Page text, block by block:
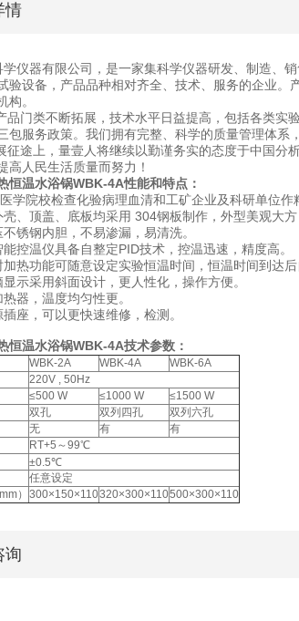
情
仪器有限公司，是一家集科学仪器研发、制造、
验设备，产品品种相对齐全、技术、服务的企业
构。
品门类不断拓展，技术水平日益提高，包括各类实
包服务政策。我们拥有完整、科学的质量管理体系，
征途上，量壹人将继续以勤谨务实的态度于中国分
高人民生活质量而努力！
恒温水浴锅WBK-4A性能和特点：
学院校检查化验病理血清和工矿企业及科研单位作
壳、顶盖、底板均采用 304钢板制作，外型美观大方
锈钢内胆，不易渗漏，易清洗。
控温仪具备自整定PID技术，控温迅速，精度高。
热功能可随意设定实验恒温时间，恒温时间到达
示采用斜面设计，更人性化，操作方便。
器，温度均匀性更。
座，可以更快速维修，检测。
恒温水浴锅WBK-4A技术参数：
WBK-2A WBK-4A
WBK-6A
220V , 50Hz
≤500 W ≤1000 W
≤1500 W
双孔 双列四孔
双列六孔
无 有
有
RT+5～99℃
±0.5℃
任意设定
） 300×150×110320×300×110500×300×110
询